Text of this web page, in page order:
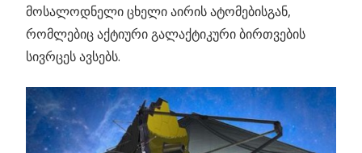
მოსალოდნელი ცხელი აირის ატომებისგან,
რომლებიც აქტიური გალაქტიკური ბირთვების
სივრცეს ავსებს.